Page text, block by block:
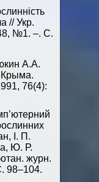
// Укр.
№1. –. С.
А.А.
Крыма.
76(4):
І. П.
Ю. Р.
журн.
98–104.